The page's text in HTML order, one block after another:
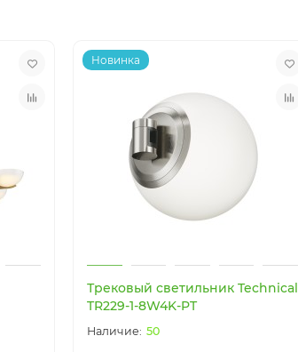
Новинка
Трековый светильник Technical
TR229-1-8W4K-PT
50